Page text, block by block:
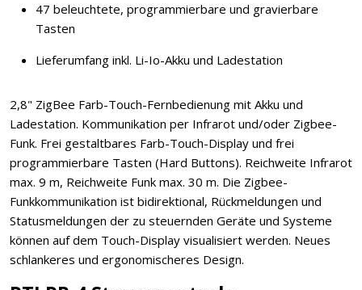
47 beleuchtete, programmierbare und gravierbare
Tasten
Lieferumfang inkl. Li-Io-Akku und Ladestation
2,8" ZigBee Farb-Touch-Fernbedienung mit Akku und
Ladestation. Kommunikation per Infrarot und/oder Zigbee-
Funk. Frei gestaltbares Farb-Touch-Display und frei
programmierbare Tasten (Hard Buttons). Reichweite Infrarot
max. 9 m, Reichweite Funk max. 30 m. Die Zigbee-
Funkkommunikation ist bidirektional, Rückmeldungen und
Statusmeldungen der zu steuernden Geräte und Systeme
können auf dem Touch-Display visualisiert werden. Neues
schlankeres und ergonomischeres Design.